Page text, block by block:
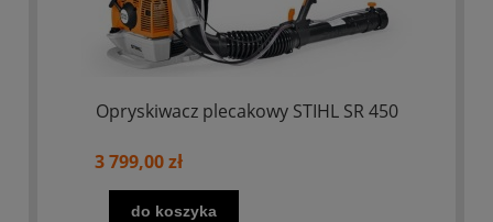
Opryskiwacz plecakowy STIHL SR 450
3 799,00 zł
do koszyka